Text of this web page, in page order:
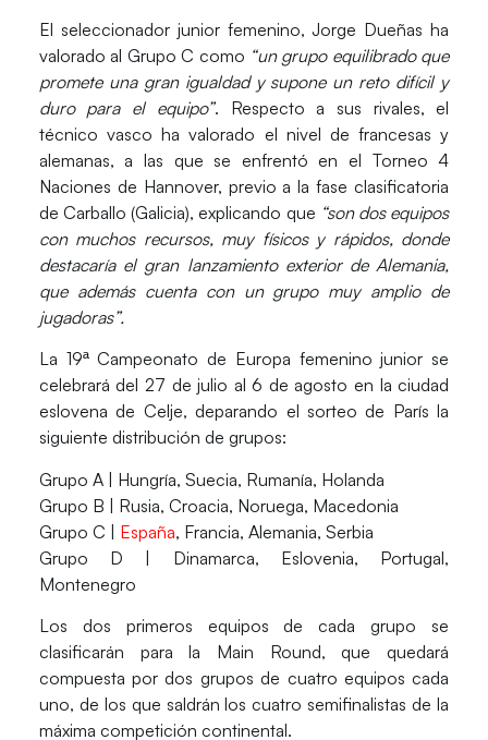
El seleccionador junior femenino,Jorge Dueñas ha
valorado al Grupo C como “un grupo equilibrado que
promete una gran igualdad y supone un reto difícil y
duro para el equipo”. Respecto a sus rivales, el
técnico vasco ha valorado el nivel de francesas y
alemanas, a las que se enfrentó en el Torneo 4
Naciones de Hannover, previo a la fase clasificatoria
de Carballo (Galicia), explicando que “son dos equipos
con muchos recursos, muy físicos y rápidos, donde
destacaría el gran lanzamiento exterior de Alemania,
que además cuenta con un grupo muy amplio de
jugadoras”.
La 19ª Campeonato de Europa femenino junior se
celebrará del 27 de julio al 6 de agosto en la ciudad
eslovena de Celje, deparando el sorteo de París la
siguiente distribución de grupos:
Grupo A| Hungría, Suecia, Rumanía, Holanda
Grupo B | Rusia, Croacia, Noruega, Macedonia
Grupo C | España, Francia, Alemania, Serbia
Grupo D | Dinamarca, Eslovenia, Portugal,
Montenegro
Los dos primeros equipos de cada grupo se
clasificarán para la Main Round, que quedará
compuesta por dos grupos de cuatro equipos cada
uno, de los que saldrán los cuatro semifinalistas de la
máxima competición continental.